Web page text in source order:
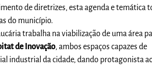
de diretrizes, esta agenda e temática
do município.
trabalha na viabilização de uma área
de Inovação, ambos espaços capazes de
industrial da cidade, dando protagonista